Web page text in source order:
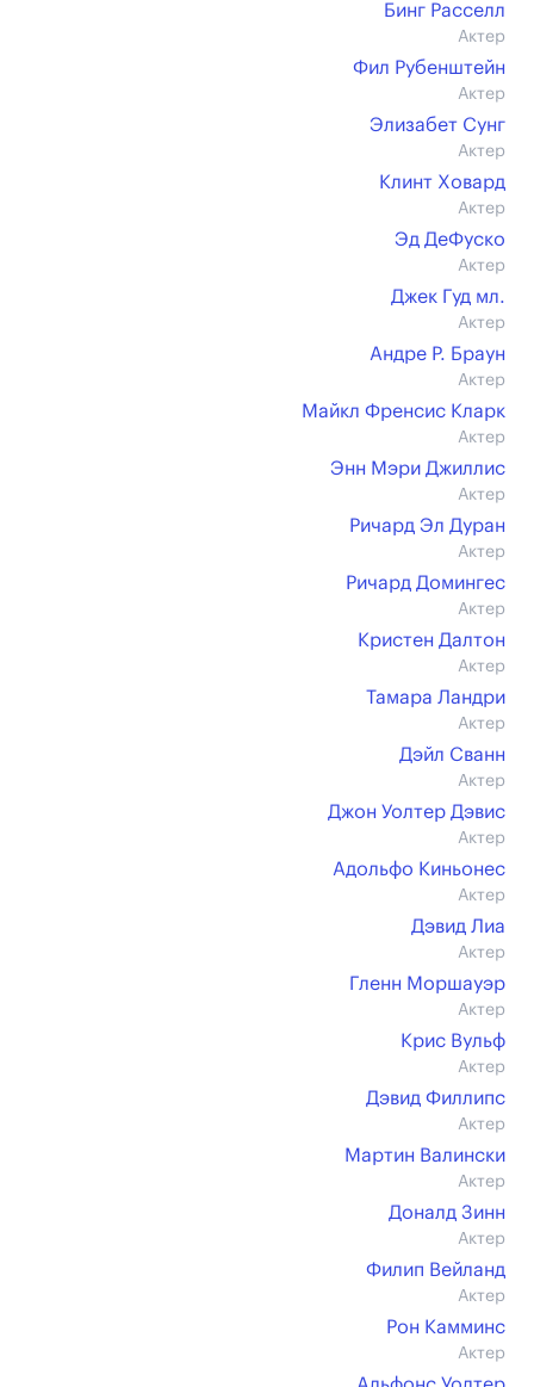
Бинг Расселл
Актер
Фил Рубенштейн
Актер
Элизабет Сунг
Актер
Клинт Ховард
Актер
Эд ДеФуско
Актер
Джек Гуд мл.
Актер
Андре Р. Браун
Актер
Майкл Френсис Кларк
Актер
Энн Мэри Джиллис
Актер
Ричард Эл Дуран
Актер
Ричард Домингес
Актер
Кристен Далтон
Актер
Тамара Ландри
Актер
Дэйл Сванн
Актер
Джон Уолтер Дэвис
Актер
Адольфо Киньонес
Актер
Дэвид Лиа
Актер
Гленн Моршауэр
Актер
Крис Вульф
Актер
Дэвид Филлипс
Актер
Мартин Валински
Актер
Доналд Зинн
Актер
Филип Вейланд
Актер
Рон Камминс
Актер